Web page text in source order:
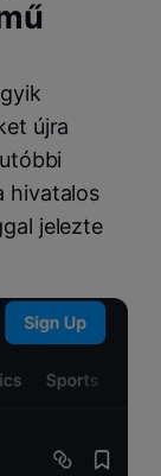
újra
hivatalos
jelezte